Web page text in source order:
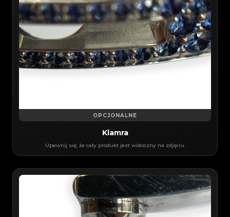
OPCJONALNE
Klamra
Upewnij się, że cały produkt jest widoczny na zdjęciu.